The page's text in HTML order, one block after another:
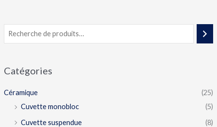
Catégories
Céramique
(25)
Cuvette monobloc
(5)
Cuvette suspendue
(8)